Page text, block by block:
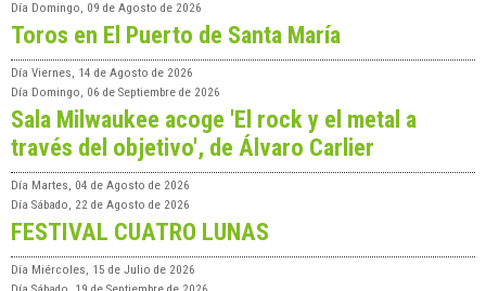
Día Domingo, 09 de Agosto de 2026
Toros en El Puerto de Santa María
Día Viernes, 14 de Agosto de 2026
Día Domingo, 06 de Septiembre de 2026
Sala Milwaukee acoge 'El rock y el metal a
través del objetivo', de Álvaro Carlier
Día Martes, 04 de Agosto de 2026
Día Sábado, 22 de Agosto de 2026
FESTIVAL CUATRO LUNAS
Día Miércoles, 15 de Julio de 2026